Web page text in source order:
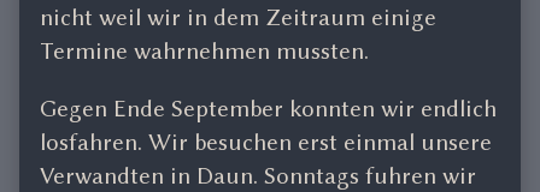
Bernkastel-
Kues
on
of
Wild-
Saupark
Daun,
Mosel
nicht weil wir in dem Zeitraum einige
Termine wahrnehmen mussten.
Gegen Ende September konnten wir endlich
losfahren. Wir besuchen erst einmal unsere
Verwandten in Daun. Sonntags fuhren wir